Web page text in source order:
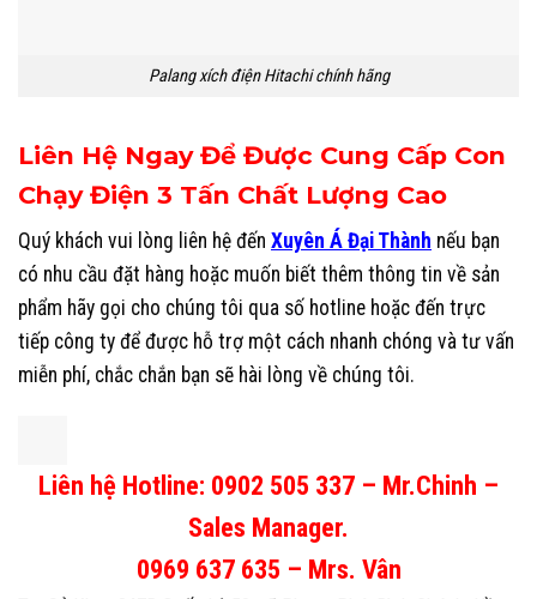
Palang xích điện Hitachi chính hãng
Liên Hệ Ngay Để Được Cung Cấp Con
Chạy Điện 3 Tấn Chất Lượng Cao
Quý khách vui lòng liên hệ đến Xuyên Á Đại Thành nếu bạn
có nhu cầu đặt hàng hoặc muốn biết thêm thông tin về sản
phẩm hãy gọi cho chúng tôi qua số hotline hoặc đến trực
tiếp công ty để được hỗ trợ một cách nhanh chóng và tư vấn
miễn phí, chắc chắn bạn sẽ hài lòng về chúng tôi.
Liên hệ Hotline: 0902 505 337 – Mr.Chinh –
Sales Manager.
0969 637 635 – Mrs. Vân